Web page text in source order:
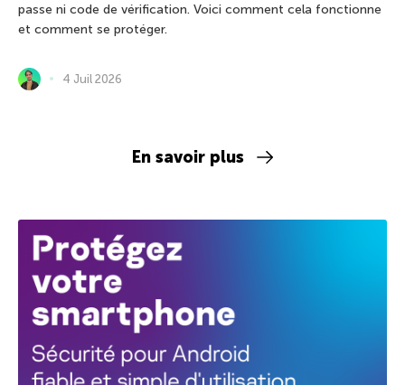
passe ni code de vérification. Voici comment cela fonctionne
et comment se protéger.
4 Juil 2026
En savoir plus